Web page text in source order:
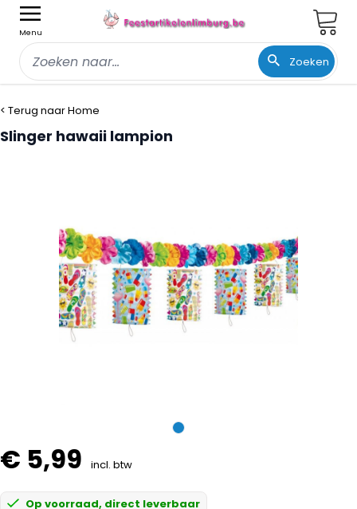
Menu
Zoeken
< Terug naar Home
Slinger hawaii lampion
€ 5,99 incl. btw
Op voorraad, direct leverbaar